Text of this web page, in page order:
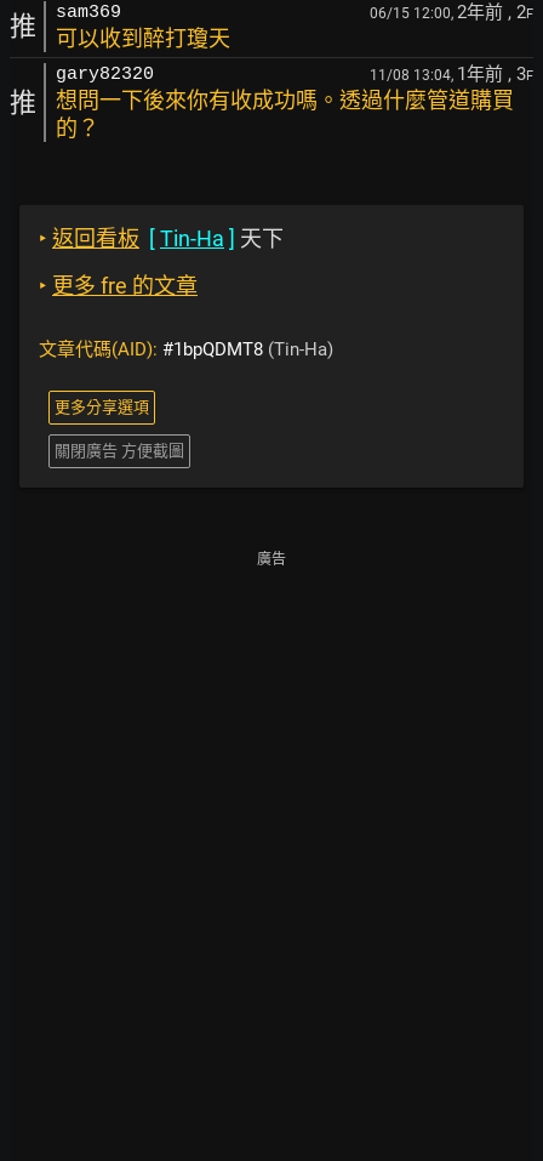
推 sam369 06/15 12:00, 2年前 , 2F
可以收到醉打瓊天
推
gary82320 11/08 13:04, 1年前 , 3F
想問一下後來你有收成功嗎。透過什麼管道購買
的？
‣ 返回看板 [Tin-Ha ] 天下
‣ 更多 fre 的文章
文章代碼(AID): #1bpQDMT8 (Tin-Ha)
更多分享選項
關閉廣告 方便截圖
廣告